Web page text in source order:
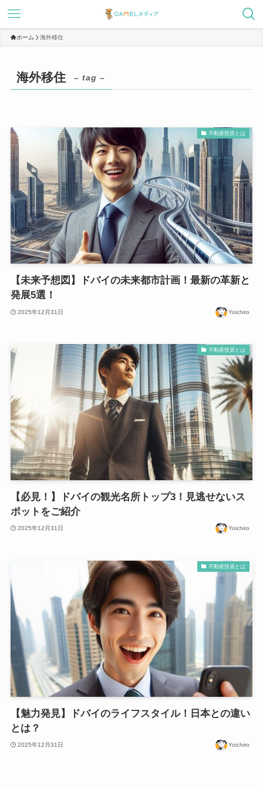
ホーム 海外移住
海外移住 – tag –
不動産投資とは
【未来予想図】ドバイの未来都市計画！最新の革新と
発展5選！
2025年12月31日 Yoichiro
不動産投資とは
【必見！】ドバイの観光名所トップ3！見逃せないス
ポットをご紹介
2025年12月31日 Yoichiro
不動産投資とは
【魅力発見】ドバイのライフスタイル！日本との違い
とは？
2025年12月31日 Yoichiro